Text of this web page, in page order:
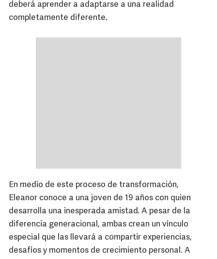
deberá aprender a adaptarse a una realidad
completamente diferente.
En medio de este proceso de transformación,
Eleanor conoce a una joven de 19 años con quien
desarrolla una inesperada amistad. A pesar de la
diferencia generacional, ambas crean un vínculo
especial que las llevará a compartir experiencias,
desafíos y momentos de crecimiento personal. A